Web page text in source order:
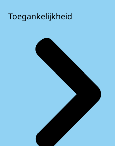
Toegankelijkheid